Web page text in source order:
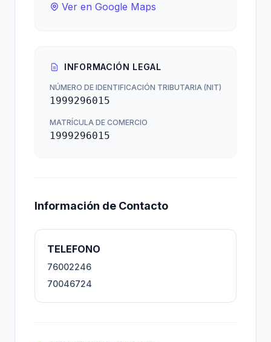
Ver en Google Maps
INFORMACIÓN LEGAL
NÚMERO DE IDENTIFICACIÓN TRIBUTARIA (NIT)
1999296015
MATRÍCULA DE COMERCIO
1999296015
Información de Contacto
TELEFONO
76002246
70046724